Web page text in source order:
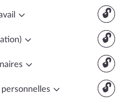
🔓
🔓
🔓
🔓